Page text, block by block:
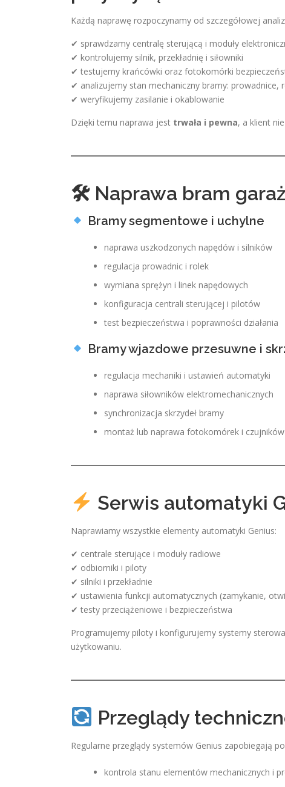
Każdą naprawę rozpoczynamy od szczegółowej
✔ sprawdzamy centralę sterującą i moduły
✔ kontrolujemy silnik, przekładnię i siłowniki
✔ testujemy krańcówki oraz fotokomórki
✔ analizujemy stan mechaniczny bramy: prowadnice,
✔ weryfikujemy zasilanie i okablowanie
Dzięki temu naprawa jest trwała i pewna, a klient
🛠 Naprawa bram
Bramy segmentowe i uchylne
naprawa uszkodzonych napędów i silników
regulacja prowadnic i rolek
wymiana sprężyn i linek napędowych
konfiguracja centrali sterującej i pilotów
test bezpieczeństwa i poprawności działania
Bramy wjazdowe przesuwne i
regulacja mechaniki i ustawień automatyki
naprawa siłowników elektromechanicznych
synchronizacja skrzydeł bramy
montaż lub naprawa fotokomórek i
Serwis automatyki
Naprawiamy wszystkie elementy automatyki Genius:
✔ centrale sterujące i moduły radiowe
✔ odbiorniki i piloty
✔ silniki i przekładnie
✔ ustawienia funkcji automatycznych (zamykanie,
✔ testy przeciążeniowe i bezpieczeństwa
Programujemy piloty i konfigurujemy systemy
użytkowaniu.
Przeglądy
Regularne przeglądy systemów Genius zapobiegają
kontrola stanu elementów mechanicznych i